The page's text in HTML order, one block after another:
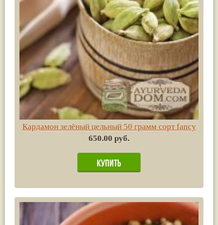
Кардамон зелёный цельный 50 грамм сорт fancy
650.00 руб.